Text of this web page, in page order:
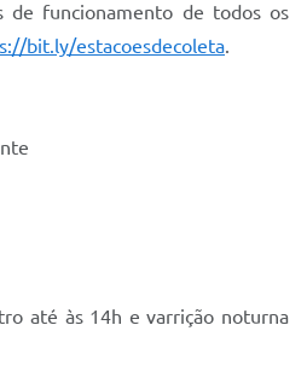
de funcionamento de todos os
bit.ly/estacoesdecoleta.
até às 14h e varrição noturna